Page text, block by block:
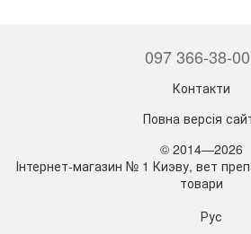
097 366-38-00
Контакти
Повна версія
© 2014—2026
Інтернет-магазин № 1 Киэву, вет
товари
Рус